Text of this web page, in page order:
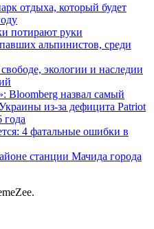
отдыха, который будет
потирают руки
альпинистов, среди
экологии и наследии
назвал самый
из-за дефицита Patriot
года
4 фатальные ошибки в
станции Мачида города